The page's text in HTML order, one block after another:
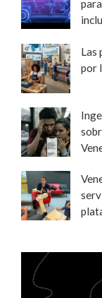
Las
por